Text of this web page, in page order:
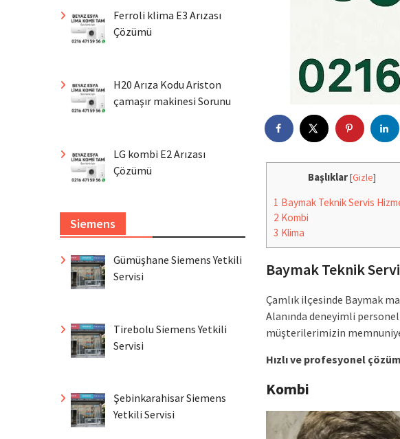
Başlıklar [Gizle]
1 Baymak Teknik Servis
2 Kombi
3 Klima
Baymak Teknik
Çamlık ilçesinde Baymak
Alanında deneyimli
müşterilerimizin
Hızlı ve profesyonel
Kombi
Ferroli klima E3 Arızası
Çözümü
H20 Arıza Kodu Ariston
çamaşır makinesi Sorunu
LG kombi E2 Arızası
Çözümü
Siemens
Gümüşhane Siemens Yetkili
Servisi
Tirebolu Siemens Yetkili
Servisi
Şebinkarahisar Siemens
Yetkili Servisi